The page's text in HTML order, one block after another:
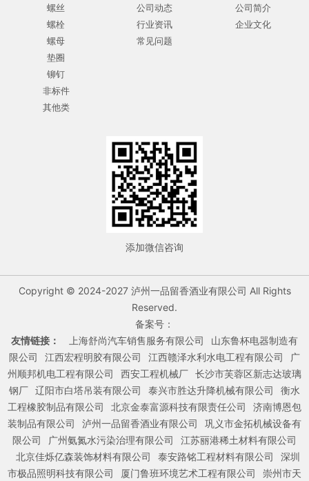
螺丝
螺栓
螺母
垫圈
铆钉
非标件
其他类
公司动态
行业资讯
常见问题
公司简介
企业文化
添加微信咨询
Copyright © 2024-2027 泸州一品留香酒业有限公司 All Rights
Reserved.
备案号：
友情链接：
上海舒尚汽车销售服务有限公司
山东鲁杯电器制造有
限公司
江西宏程明胶有限公司 江西赣泽水利水电工程有限公司
广
州顺邦机电工程有限公司
西安工程机械厂 长沙市芙蓉区新志达玻璃
钢厂 辽阳市白塔吊装有限公司 泰兴市胜达升降机械有限公司
衡水
工程橡胶制品有限公司
北京金泰富源科技有限责任公司
济南博恩包
装制品有限公司
泸州一品留香酒业有限公司
巩义市金拓机械设备有
限公司
广州氨氮水污染治理有限公司
江苏丽港稀土材料有限公司
北京佳烁亿森装饰材料有限公司
泰安路铭工程材料有限公司
深圳
市极品照明科技有限公司
厦门鲁班环境艺术工程有限公司 崇州市天